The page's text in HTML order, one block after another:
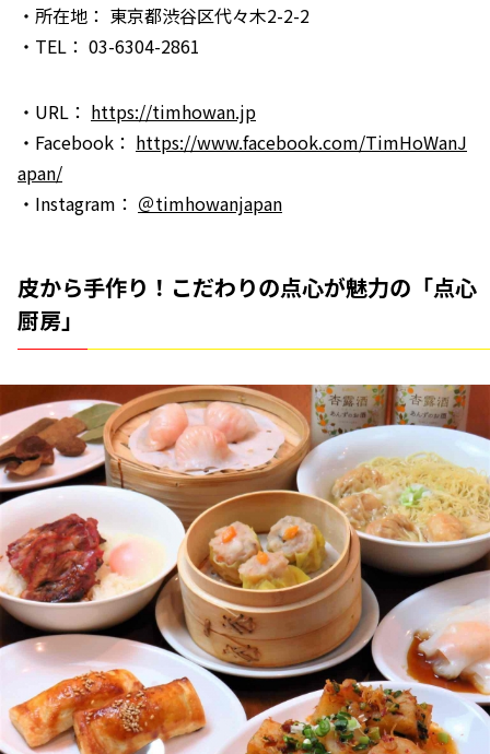
・所在地： 東京都渋谷区代々木2-2-2
・TEL： 03-6304-2861
・URL： https://timhowan.jp
・Facebook： https://www.facebook.com/TimHoWanJ
apan/
・Instagram： ＠timhowanjapan
皮から手作り！こだわりの点心が魅力の「点心
厨房」